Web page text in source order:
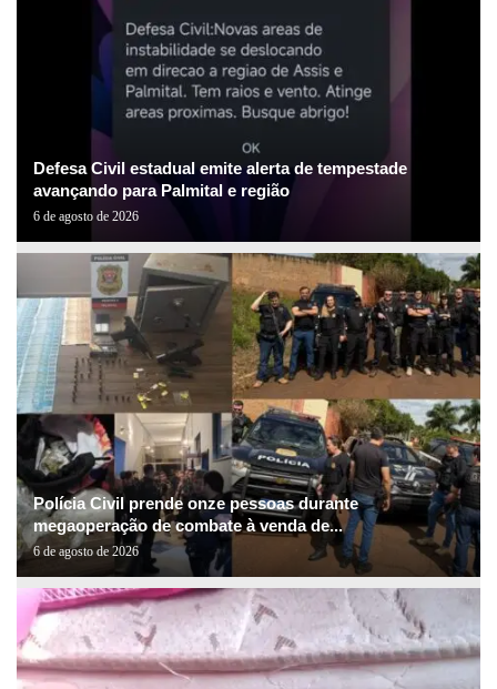
Defesa Civil estadual emite alerta de tempestade
avançando para Palmital e região
6 de agosto de 2026
Polícia Civil prende onze pessoas durante
megaoperação de combate à venda de...
6 de agosto de 2026